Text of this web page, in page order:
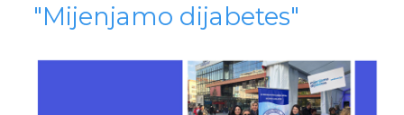
"Mijenjamo dijabetes"